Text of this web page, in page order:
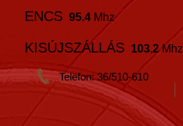
ENCS 95.4 Mhz
KISÚJSZÁLLÁS 103,2Mhz
Telefon: 36/510-610